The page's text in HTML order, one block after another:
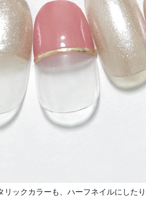
リックカラーも、ハーフネイルにした